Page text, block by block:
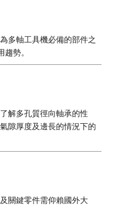
多軸工具機必備的部件之
勢。
解多孔質徑向軸承的性
隙厚度及邊長的情況下的
關鍵零件需仰賴國外大